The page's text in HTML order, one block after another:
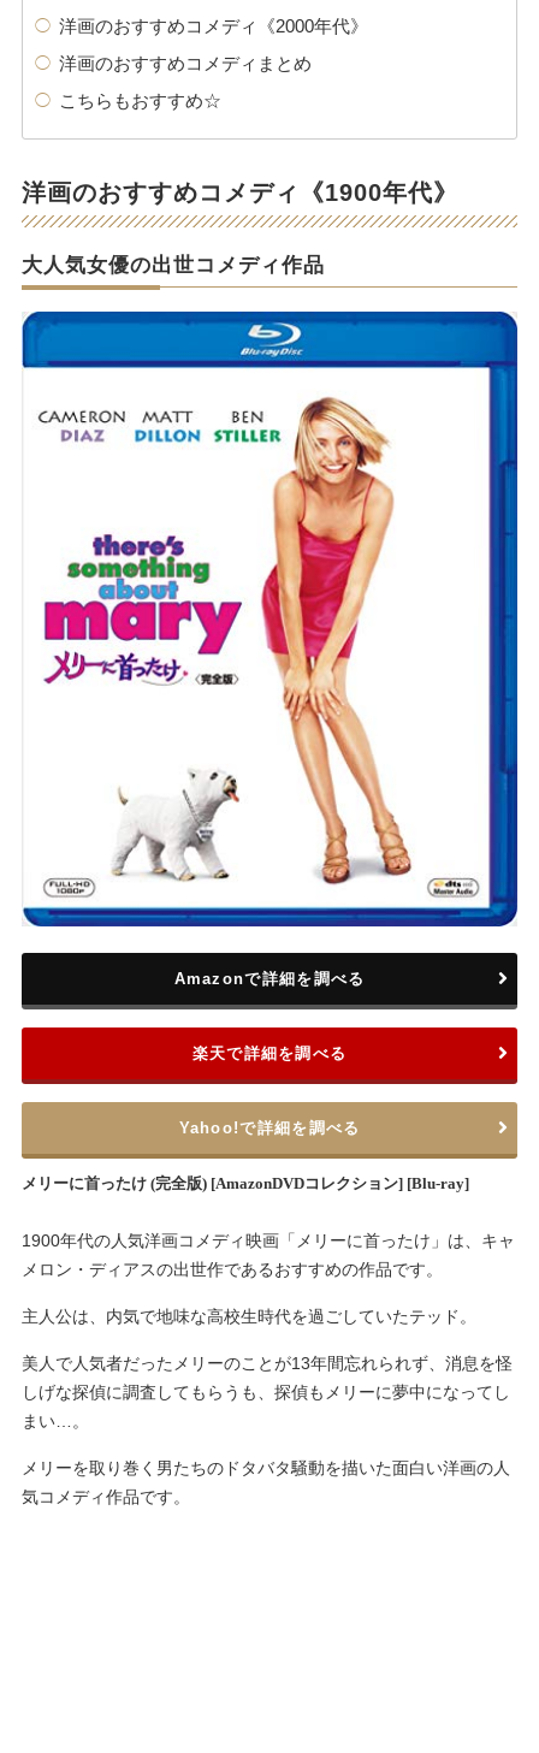
洋画のおすすめコメディ《2000年代》
洋画のおすすめコメディまとめ
こちらもおすすめ☆
洋画のおすすめコメディ《1900年代》
大人気女優の出世コメディ作品
メリーに首ったけ (完全版) [AmazonDVDコレクション] [Blu-ray]
Amazonで詳細を調べる
楽天で詳細を調べる
Yahoo!で詳細を調べる
1900年代の人気洋画コメディ映画「メリーに首ったけ」は、キャ
メロン・ディアスの出世作であるおすすめの作品です。
主人公は、内気で地味な高校生時代を過ごしていたテッド。
美人で人気者だったメリーのことが13年間忘れられず、消息を怪
しげな探偵に調査してもらうも、探偵もメリーに夢中になってし
まい…。
メリーを取り巻く男たちのドタバタ騒動を描いた面白い洋画の人
気コメディ作品です。